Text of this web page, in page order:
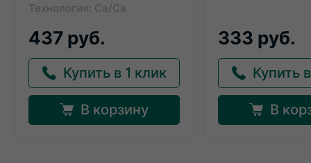
Технология: Ca/Ca
437 руб.
Купить в 1 клик
В корзину
333 руб.
Купить
В